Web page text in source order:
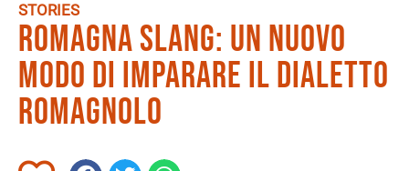
STORIES
Romagna slang: un nuovo
modo di imparare il dialetto
romagnolo